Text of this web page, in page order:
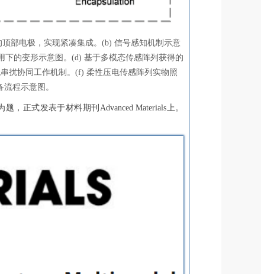
部电极，实现紧凑集成。(b) 信号感知机制示意
下的变形示意图。(d) 基于多模态传感阵列获得的
扰协同工作机制。(f) 柔性压电传感阵列实物照
程示意图。
题，正式发表于材料期刊Advanced Materials上。